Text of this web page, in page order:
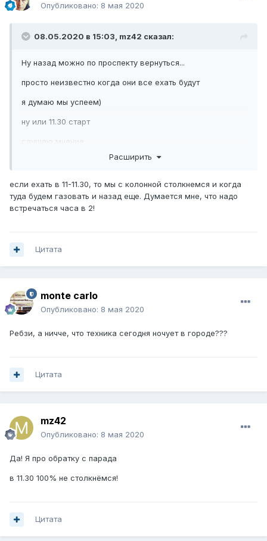
Опубликовано: 8 мая 2020
08.05.2020 в 15:03, mz42 сказал:
Ну назад можно по проспекту вернуться...
просто неизвестно когда они все ехать будут
я думаю мы успеем)
ну или 11.30 старт
Расширить
если ехать в 11-11.30, то мы с колонной столкнемся и когда
туда будем газовать и назад еще. Думается мне, что надо
встречаться часа в 2!
Цитата
monte carlo
Опубликовано: 8 мая 2020
Ребзи, а ничче, что техника сегодня ночует в городе???
Цитата
mz42
Опубликовано: 8 мая 2020
Да! Я про обратку с парада
в 11.30 100% не столкнёмся!
Цитата